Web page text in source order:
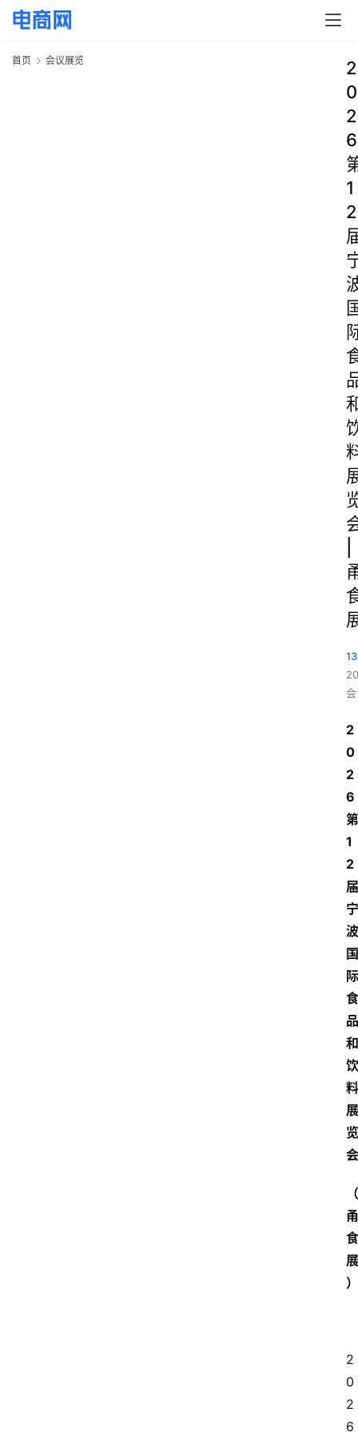
首页 会议展览
2
0
2
6
1
2
2
0
2
6
第
1
2
届
宁
波
国
际
食
品
和
饮
料
展
览
会
（
甬
食
展
）
2
0
2
6